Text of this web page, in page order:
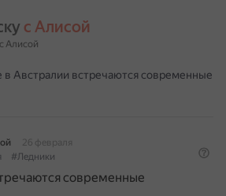
с Алисой
Алисой
в Австралии встречаются современные
26 февраля
#Ледники
современные